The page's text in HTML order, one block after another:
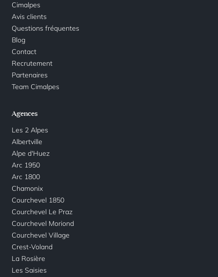
Cimalpes
Avis clients
Questions fréquentes
Blog
Contact
Recrutement
Partenaires
Team Cimalpes
Agences
Les 2 Alpes
Albertville
Alpe d'Huez
Arc 1950
Arc 1800
Chamonix
Courchevel 1850
Courchevel Le Praz
Courchevel Moriond
Courchevel Village
Crest-Voland
La Rosière
Les Saisies